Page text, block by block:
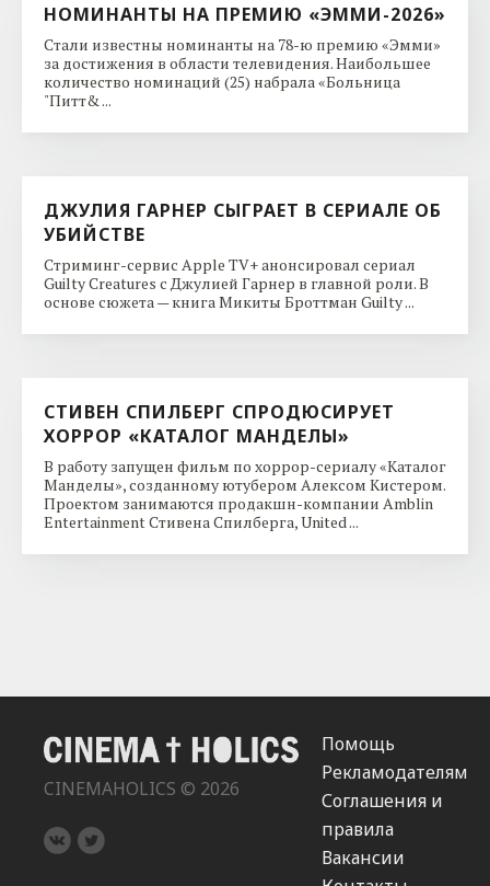
НОМИНАНТЫ НА ПРЕМИЮ «ЭММИ-2026»
Стали известны номинанты на 78-ю премию «Эмми»
за достижения в области телевидения. Наибольшее
количество номинаций (25) набрала «Больница
"Питт& ...
ДЖУЛИЯ ГАРНЕР СЫГРАЕТ В СЕРИАЛЕ ОБ
УБИЙСТВЕ
Стриминг-сервис Apple TV+ анонсировал сериал
Guilty Creatures с Джулией Гарнер в главной роли. В
основе сюжета — книга Микиты Броттман Guilty ...
СТИВЕН СПИЛБЕРГ СПРОДЮСИРУЕТ
ХОРРОР «КАТАЛОГ МАНДЕЛЫ»
В работу запущен фильм по хоррор-сериалу «Каталог
Манделы», созданному ютубером Алексом Кистером.
Проектом занимаются продакшн-компании Amblin
Entertainment Стивена Спилберга, United ...
CINEMAHOLICS © 2026
Помощь
Рекламодателям
Соглашения и
правила
Вакансии